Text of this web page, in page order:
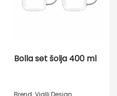
Bolla set šolja 400 ml